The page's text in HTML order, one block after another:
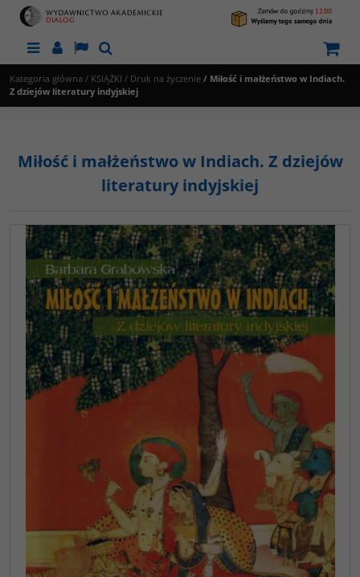
MenuPanelLangSzukaj
Kategoria główna / KSIĄŻKI / Druk na życzenie / Miłość i małżeństwo w Indiach.
Z dziejów literatury indyjskiej
Miłość i małżeństwo w Indiach. Z dziejów
literatury indyjskiej